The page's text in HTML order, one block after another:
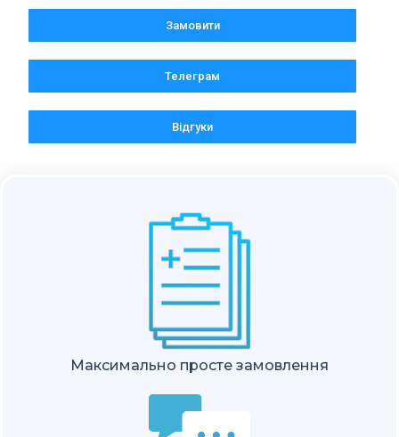
Замовити
Телеграм
Відгуки
Максимально просте замовлення